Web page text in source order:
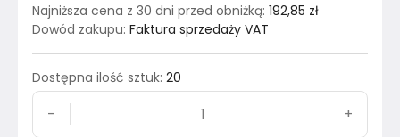
Najniższa cena z 30 dni przed obniżką: 192,85 zł
Dowód zakupu: Faktura sprzedaży VAT
Dostępna ilość sztuk: 20
- +